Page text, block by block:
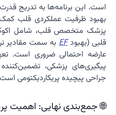
است. این برنامه‌ها به تدریج
بهبود ظرفیت عملکردی قلب
پزشک متخصص قلب، شامل
قلبی (بهبودEF
عارضه احتمالی ضروری است.
پیگیری‌های پزشکی،
جراحی پیچیده پریکاردیکتومی
🌐 جمع‌بندی نهایی: اهمیت